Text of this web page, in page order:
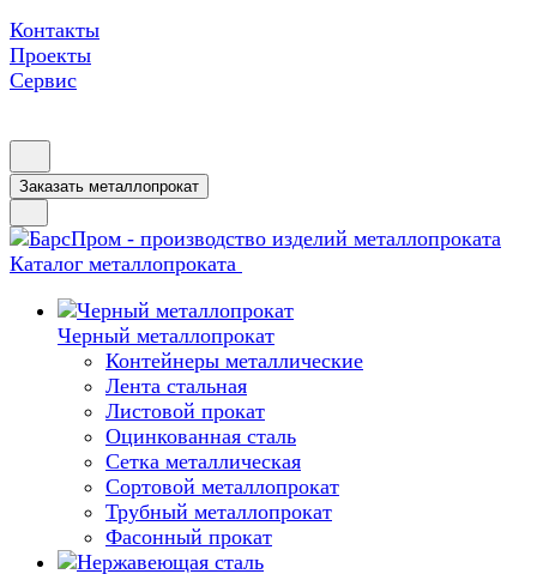
Контакты
Проекты
Сервис
Заказать металлопрокат
Каталог металлопроката
Черный металлопрокат
Контейнеры металлические
Лента стальная
Листовой прокат
Оцинкованная сталь
Сетка металлическая
Сортовой металлопрокат
Трубный металлопрокат
Фасонный прокат